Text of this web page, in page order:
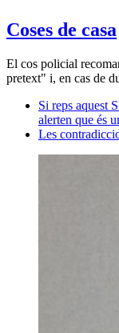
Coses de casa
El cos policial
pretext" i, en cas de
Si reps aquest
alerten que és
Les